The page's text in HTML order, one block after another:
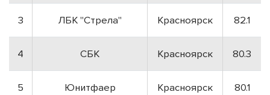
3 ЛБК "Стрела" Красноярск 82.1
4 СБК Красноярск 80.3
5 Юнитфаер Красноярск 80.1